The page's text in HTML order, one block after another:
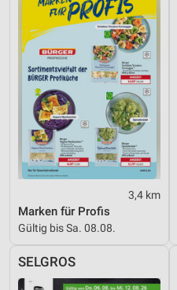
3,4 km
Marken für Profis
Gültig bis Sa. 08.08.
SELGROS